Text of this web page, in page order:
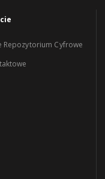
Repozytorium Cyfrowe